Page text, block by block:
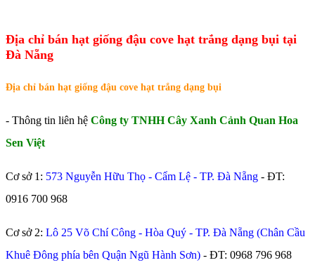
Địa chỉ bán hạt giống đậu cove hạt trắng dạng bụi tại
Đà Nẵng
Địa chỉ bán hạt giống đậu cove hạt trắng dạng bụi
- Thông tin liên hệ Công ty TNHH Cây Xanh Cảnh Quan Hoa
Sen Việt
Cơ sở 1: 573 Nguyễn Hữu Thọ - Cẩm Lệ - TP. Đà Nẵng - ĐT:
0916 700 968
Cơ sở 2: Lô 25 Võ Chí Công - Hòa Quý - TP. Đà Nẵng (Chân Cầu
Khuê Đông phía bên Quận Ngũ Hành Sơn) - ĐT: 0968 796 968